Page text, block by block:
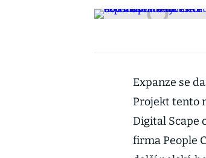
Expanze se
Projekt tento
Digital Scape
firma People